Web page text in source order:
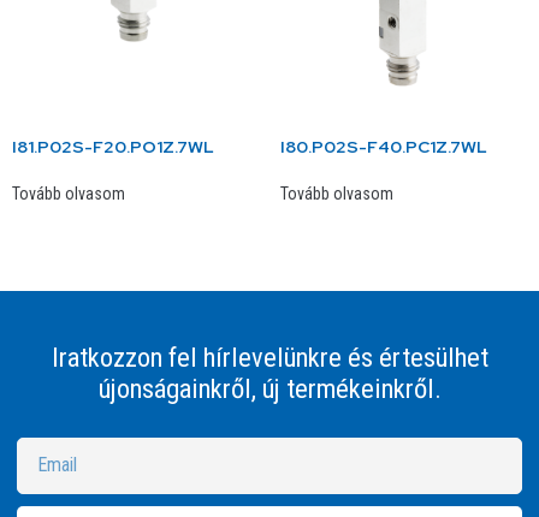
I81.P02S-F20.PO1Z.7WL
Tovább olvasom
I80.P02S-F40.PC1Z.7WL
Tovább olvasom
Iratkozzon fel hírlevelünkre és értesülhet
újonságainkről, új termékeinkről.